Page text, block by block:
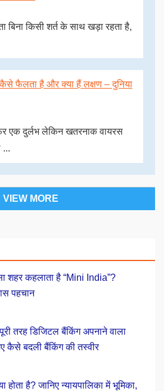
बिना किसी शर्त के साथ खड़ा रहता है,
फैलता है और क्या हैं लक्षण – दुनिया
एक दुर्लभ लेकिन खतरनाक वायरस
...
VIEW MORE
शहर कहलाता है “Mini India”?
पहचान
तरह डिजिटल बैंकिंग अपनाने वाला
कैसे बदली बैंकिंग की तस्वीर
होता है? जानिए न्यायपालिका में भूमिका,